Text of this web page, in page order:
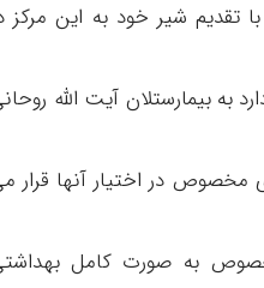
تقدیم شیر خود به این مرکز
به بیمارستلان آیت الله
در اختیار آنها قرار
به صورت کامل